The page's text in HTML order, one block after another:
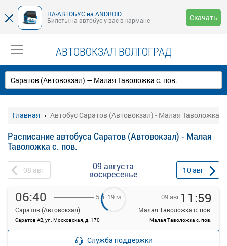
НА-АВТОБУС на ANDROID
Билеты на автобус у вас в кармане
Скачать
АВТОВОКЗАЛ ВОЛГОГРАД
Главная Автобус Саратов (Автовокзал) - Малая Таволожка
Расписание автобуса Саратов (Автовокзал) - Малая
Таволожка с. пов.
08 авг 09 августа
воскресенье 10авг
06:40
Саратов (Автовокзал)
Саратов АВ, ул. Московская, д. 170
5 ч. 19 м 09 авг 11:59
Малая Таволожка с. пов.
Малая Таволожка с. пов.
—
Загрузить цену
Служба поддержки